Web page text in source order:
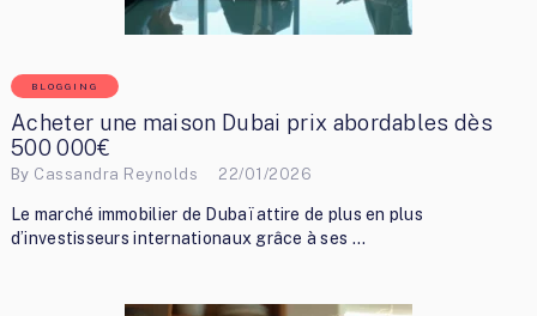
BLOGGING
Acheter une maison Dubai prix abordables dès
500 000€
By Cassandra Reynolds 22/01/2026
Le marché immobilier de Dubaï attire de plus en plus
d’investisseurs internationaux grâce à ses …